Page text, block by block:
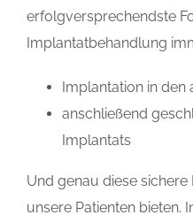
erfolgversprechendste
Implantatbehandlung
Implantation in
anschließend
Implantats
Und genau diese
unsere Patienten bieten.